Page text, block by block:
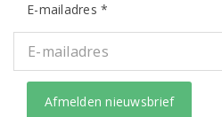
E-mailadres *
Afmelden nieuwsbrief